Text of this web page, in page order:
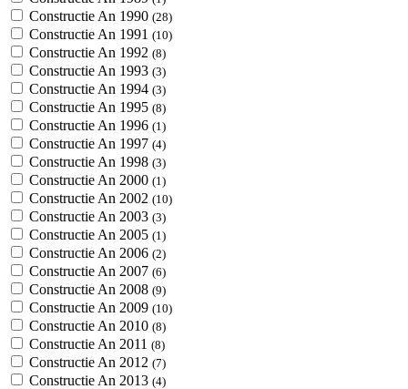
Constructie An 1990 (28)
Constructie An 1991 (10)
Constructie An 1992 (8)
Constructie An 1993 (3)
Constructie An 1994 (3)
Constructie An 1995 (8)
Constructie An 1996 (1)
Constructie An 1997 (4)
Constructie An 1998 (3)
Constructie An 2000 (1)
Constructie An 2002 (10)
Constructie An 2003 (3)
Constructie An 2005 (1)
Constructie An 2006 (2)
Constructie An 2007 (6)
Constructie An 2008 (9)
Constructie An 2009 (10)
Constructie An 2010 (8)
Constructie An 2011 (8)
Constructie An 2012 (7)
Constructie An 2013 (4)